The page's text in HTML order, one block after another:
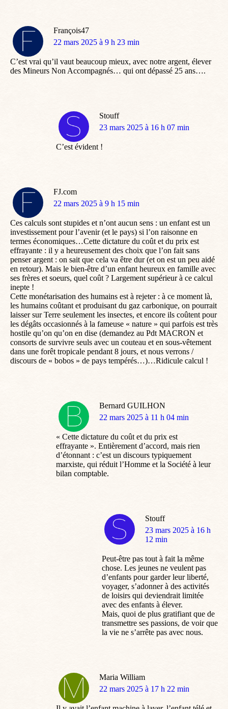
François47
dit
22 mars 2025 à 9 h 23 min
C’est vrai qu’il vaut beaucoup mieux, avec notre argent, élever
des Mineurs Non Accompagnés… qui ont dépassé 25 ans….
Stouff
dit
23 mars 2025 à 16 h 07 min
C’est évident !
FJ.com
dit
22 mars 2025 à 9 h 15 min
Ces calculs sont stupides et n’ont aucun sens : un enfant est un
investissement pour l’avenir (et le pays) si l’on raisonne en
termes économiques…Cette dictature du coût et du prix est
effrayante : il y a heureusement des choix que l’on fait sans
penser argent : on sait que cela va être dur (et on est un peu aidé
en retour). Mais le bien-être d’un enfant heureux en famille avec
ses frères et soeurs, quel coût ? Largement supérieur à ce calcul
inepte !
Cette monétarisation des humains est à rejeter : à ce moment là,
les humains coûtant et produisant du gaz carbonique, on pourrait
laisser sur Terre seulement les insectes, et encore ils coûtent pour
les dégâts occasionnés à la fameuse « nature » qui parfois est très
hostile qu’on qu’on en dise (demandez au Pdt MACRON et
consorts de survivre seuls avec un couteau et en sous-vêtement
dans une forêt tropicale pendant 8 jours, et nous verrons /
discours de « bobos » de pays tempérés…)…Ridicule calcul !
Bernard GUILHON
dit
22 mars 2025 à 11 h 04 min
« Cette dictature du coût et du prix est
effrayante ». Entièrement d’accord, mais rien
d’étonnant : c’est un discours typiquement
marxiste, qui réduit l’Homme et la Société à leur
bilan comptable.
Stouff
dit
:
23 mars 2025 à 16 h
12 min
Peut-être pas tout à fait la même
chose. Les jeunes ne veulent pas
d’enfants pour garder leur liberté,
voyager, s’adonner à des activités
de loisirs qui deviendrait limitée
avec des enfants à élever.
Mais, quoi de plus gratifiant que de
transmettre ses passions, de voir que
la vie ne s’arrête pas avec nous.
Maria William
dit
22 mars 2025 à 17 h 22 min